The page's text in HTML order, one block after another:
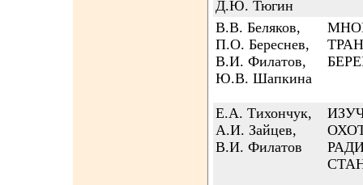
Д.Ю. Тюгин
В.В. Беляков,
П.О. Береснев,
В.И. Филатов,
Ю.В. Шапкина
Е.А. Тихончук,
А.И. Зайцев,
В.И. Филатов